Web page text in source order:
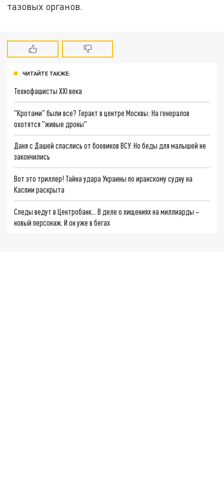
тазовых органов.
ЧИТАЙТЕ ТАКЖЕ:
Технофашисты XXI века
"Кротами" были все? Теракт в центре Москвы: На генералов
охотятся "живые дроны"
Даня с Дашей спаслись от боевиков ВСУ. Но беды для малышей не
закончились
Вот это триллер! Тайна удара Украины по иранскому судну на
Каспии раскрыта
Следы ведут в Центробанк… В деле о хищениях на миллиарды –
новый персонаж. И он уже в бегах